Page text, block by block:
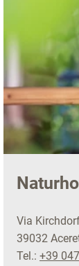
Via
39032
Tel.: +39